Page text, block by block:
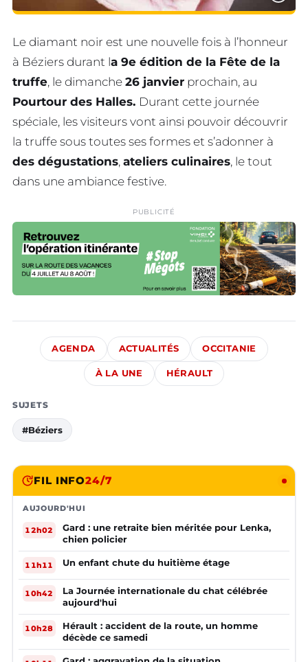
Le diamant noir est une nouvelle fois à l’honneur
à Béziers durant la 9e édition de la Fête de la
truffe, le dimanche 26 janvier prochain, au
Pourtour des Halles. Durant cette journée
spéciale, les visiteurs vont ainsi pouvoir découvrir
la truffe sous toutes ses formes et s’adonner à
des dégustations, ateliers culinaires, le tout
dans une ambiance festive.
PUBLICITÉ
AGENDA ACTUALITÉS OCCITANIE
À LA UNE HÉRAULT
SUJETS
#Béziers
FIL INFO24/7
AUJOURD'HUI
12h02
Gard : une retraite bien méritée pour Lenka,
chien policier
11h11 Un enfant chute du huitième étage
10h42
La Journée internationale du chat célébrée
aujourd'hui
10h28
Hérault : accident de la route, un homme
décède ce samedi